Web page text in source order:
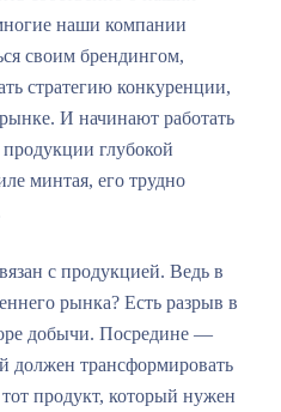
наши компании
своим брендингом,
стратегию конкуренции,
И начинают работать
глубокой
минтая, его трудно
с продукцией. Ведь в
рынка? Есть разрыв в
добычи. Посредине —
должен трансформировать
продукт, который нужен